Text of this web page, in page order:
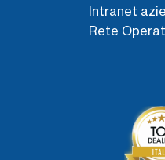
Intranet
Rete